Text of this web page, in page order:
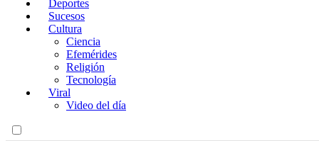
Deportes
Sucesos
Cultura
Ciencia
Efemérides
Religión
Tecnología
Viral
Video del día